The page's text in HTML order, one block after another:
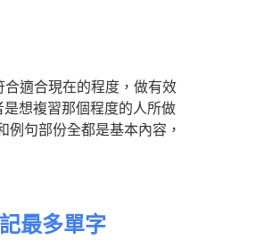
合適合現在的程度，做有效
想複習那個程度的人所做
句部份全都是基本內容，
最多單字